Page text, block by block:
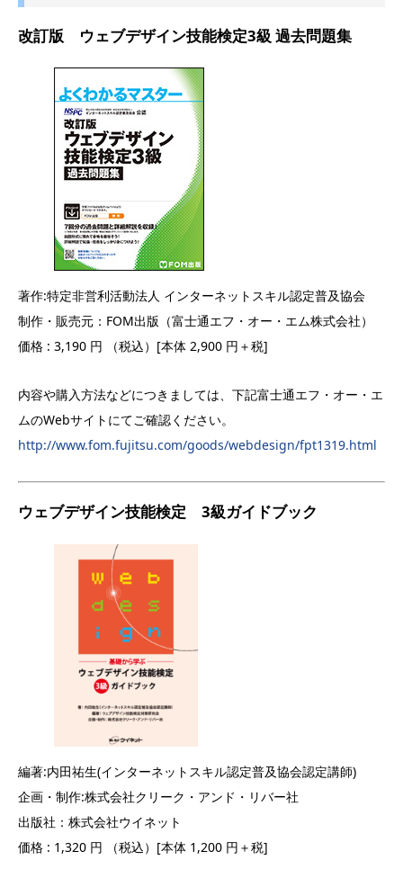
改訂版 ウェブデザイン技能検定3級 過去問題集
著作:特定非営利活動法人 インターネットスキル認定普及協会
制作・販売元：FOM出版（富士通エフ・オー・エム株式会社）
価格 : 3,190 円 （税込）[本体 2,900 円＋税]
内容や購入方法などにつきましては、下記富士通エフ・オー・エ
ムのWebサイトにてご確認ください。
http://www.fom.fujitsu.com/goods/webdesign/fpt1319.html
ウェブデザイン技能検定 3級ガイドブック
編著:内田祐生(インターネットスキル認定普及協会認定講師)
企画・制作:株式会社クリーク・アンド・リバー社
出版社：株式会社ウイネット
価格 : 1,320 円 （税込）[本体 1,200 円＋税]